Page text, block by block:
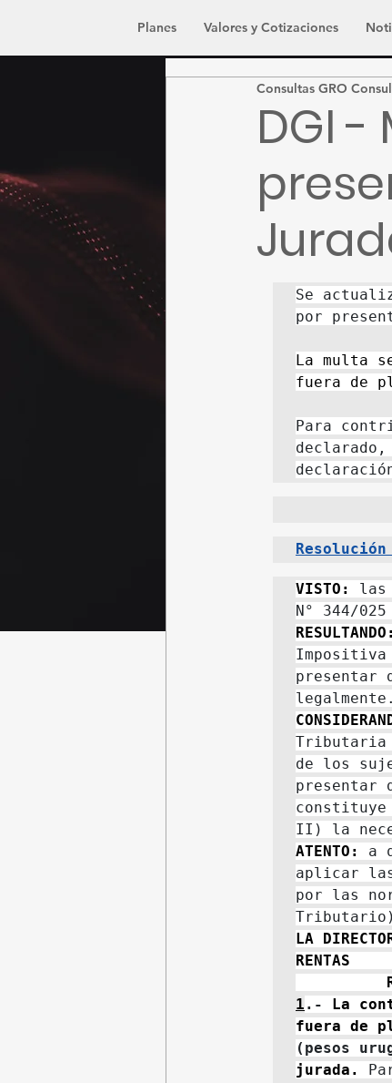
Planes Valores y Cotizaciones
DGI -
Consultas GRO
Se
por
La multa
Para
declarado,
VISTO: las
presentar
Tributaria
de los
presentar
constituye
ATENTO:
a
aplicar
por las
LA
1 .- La
fuera de
(pesos
jurada.